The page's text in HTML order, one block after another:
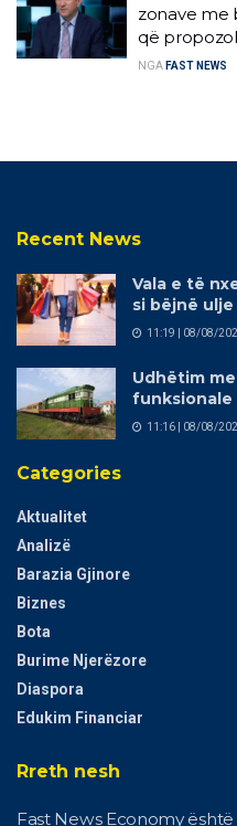
zonave me
që
NGA FAST NEWS
Recent News
Vala e të
si bëjnë
11:19 | 08/08/
Udhëtim
funksionale
11:16 | 08/08/
Categories
Aktualitet
Analizë
Barazia Gjinore
Biznes
Bota
Burime Njerëzore
Diaspora
Edukim Financiar
Rreth nesh
Fast News Economy